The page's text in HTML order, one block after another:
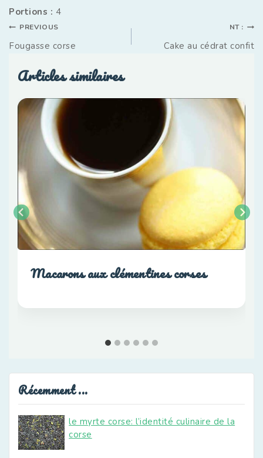
Portions : 4
PREVIOUS
Fougasse corse
NT :
Cake au cédrat confit
Articles similaires
Macarons aux clémentines corses
Récemment ...
le myrte corse: l’identité culinaire de la
corse